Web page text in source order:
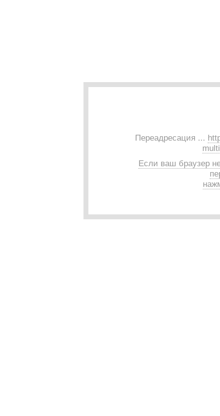
Переадресация ...
Если ваш браузер